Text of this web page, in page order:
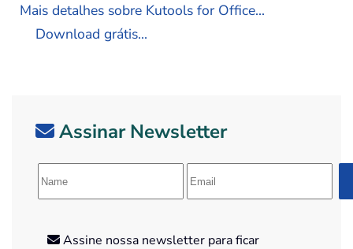
Mais detalhes sobre Kutools for Office...
Download grátis...
Assinar Newsletter
Assine nossa newsletter para ficar